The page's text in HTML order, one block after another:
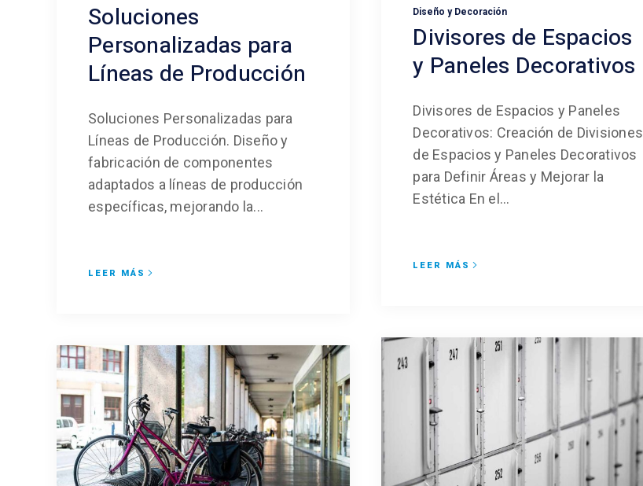
Soluciones
Personalizadas para
Líneas de Producción
Soluciones Personalizadas para
Líneas de Producción. Diseño y
fabricación de componentes
adaptados a líneas de producción
específicas, mejorando la...
LEER MÁS
Diseño y Decoración
Divisores de Espacios
y Paneles Decorativos
Divisores de Espacios y Paneles
Decorativos: Creación de Divisiones
de Espacios y Paneles Decorativos
para Definir Áreas y Mejorar la
Estética En el...
LEER MÁS